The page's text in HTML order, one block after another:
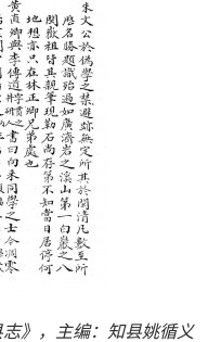
》，主编：知县姚循义